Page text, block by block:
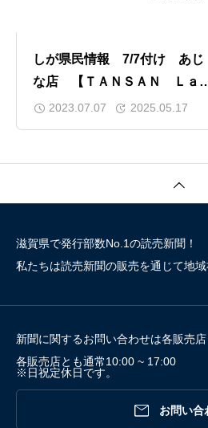
しが県民情報 7/7付け あじ
な店 【ＴＡＮＳＡＮ Ｌａ
ｂ． Ｇａｌｌｅｒｙ ａｔ
ＫＡＲＡＨＡＳＨＩ（タンサ
2023.07.07 2025.05.17
滋賀県で発行部数No.1の読売新聞！
私たちは読売新聞の販売を通じて地域
新聞に関するお問い合わせは各販売
各販売店とも通常10:00 ~ 17:00
※日祝定休日です。
 お問い合